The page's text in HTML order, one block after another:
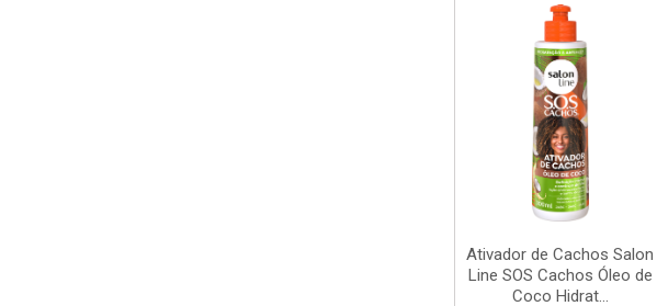
Ativador de Cachos Salon
Line SOS Cachos Óleo de
Coco Hidrat...